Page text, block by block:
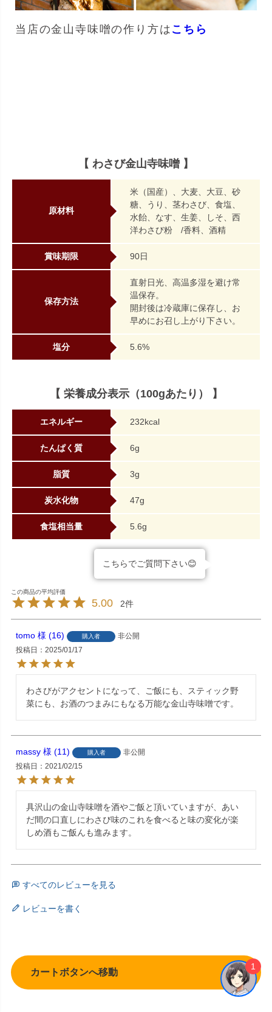
当店の金山寺味噌の作り方は こちら
【 わさび金山寺味噌 】
原材料
米（国産）、大麦、大豆、砂
糖、うり、茎わさび、食塩、
水飴、なす、生姜、しそ、西
洋わさび粉 /香料、酒精
賞味期限 90日
保存方法
直射日光、高温多湿を避け常
温保存。
開封後は冷蔵庫に保存し、お
早めにお召し上がり下さい。
塩分 5.6%
【 栄養成分表示（100gあたり） 】
エネルギー 232kcal
たんぱく質 6g
脂質 3g
炭水化物 47g
食塩相当量 5.6g
5.00 2
tomo 16 購入者
非公開
投稿日
2025/01/17
わさびがアクセントになって、ご飯にも、スティック野
菜にも、お酒のつまみにもなる万能な金山寺味噌です。
massy 11 購入者
非公開
投稿日
2021/02/15
具沢山の金山寺味噌を酒やご飯と頂いていますが、あい
だ間の口直しにわさび味のこれを食べると味の変化が楽
しめ酒もご飯んも進みます。
すべてのレビューを見る
レビューを書く
カートボタンへ移動
こちらでご質問下さい😊
1